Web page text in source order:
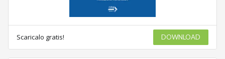
Scaricalo gratis! DOWNLOAD